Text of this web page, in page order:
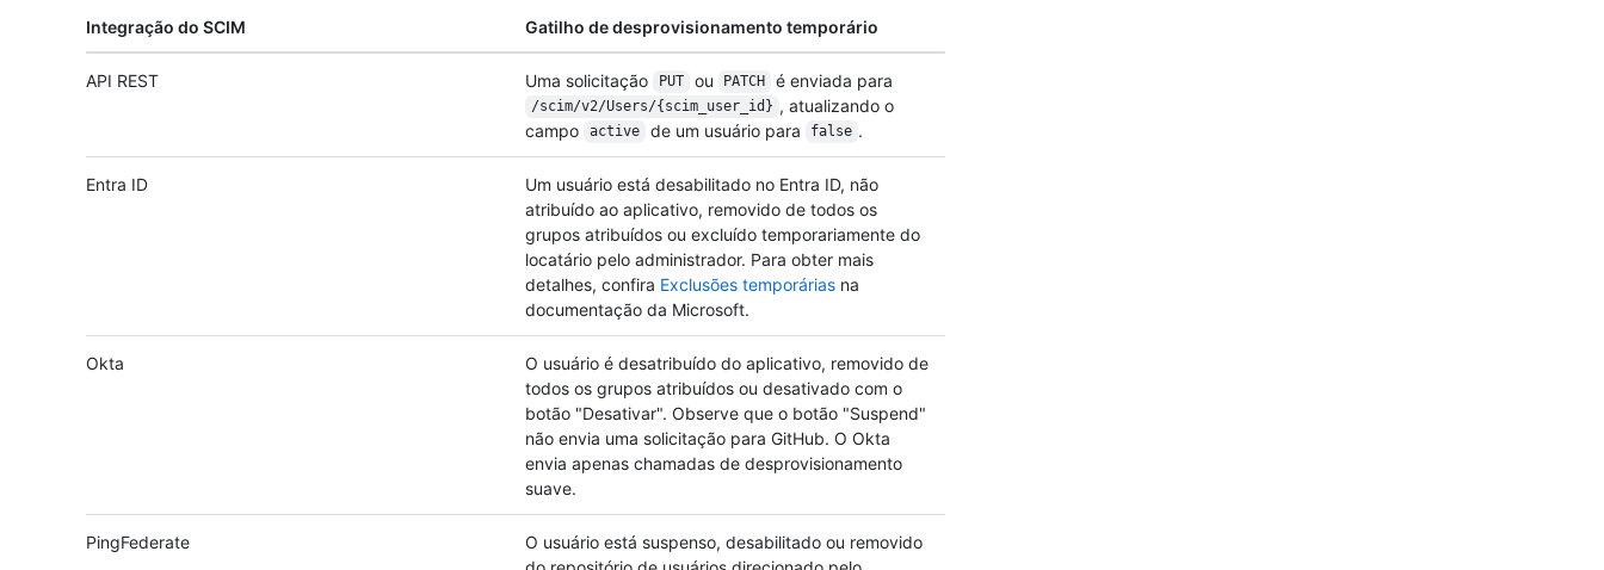
Integração do SCIM Gatilho de desprovisionamento temporário
API REST Uma solicitação PUT ou PATCH é enviada para
/scim/v2/Users/{scim_user_id} , atualizando o
campo
active de um usuário para false .
Entra ID
Um usuário está desabilitado no Entra ID, não
atribuído ao aplicativo, removido de todos os
grupos atribuídos ou excluído temporariamente do
locatário pelo administrador. Para obter mais
detalhes, confira Exclusões temporárias na
documentação da Microsoft.
Okta
O usuário é desatribuído do aplicativo, removido de
todos os grupos atribuídos ou desativado com o
botão "Desativar". Observe que o botão "Suspend"
não envia uma solicitação para GitHub. O Okta
envia apenas chamadas de desprovisionamento
suave.
PingFederate
O usuário está suspenso, desabilitado ou removido